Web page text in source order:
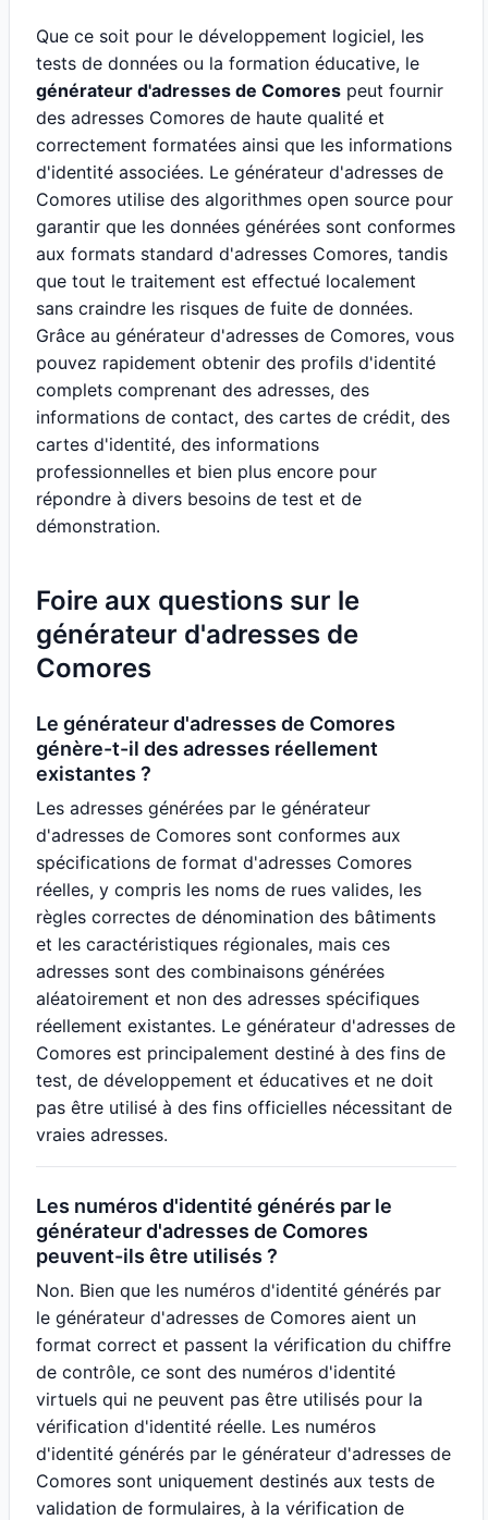
Que ce soit pour le développement logiciel, les
tests de données ou la formation éducative, le
générateur d'adresses de Comores peut fournir
des adresses Comores de haute qualité et
correctement formatées ainsi que les informations
d'identité associées. Le générateur d'adresses de
Comores utilise des algorithmes open source pour
garantir que les données générées sont conformes
aux formats standard d'adresses Comores, tandis
que tout le traitement est effectué localement
sans craindre les risques de fuite de données.
Grâce au générateur d'adresses de Comores, vous
pouvez rapidement obtenir des profils d'identité
complets comprenant des adresses, des
informations de contact, des cartes de crédit, des
cartes d'identité, des informations
professionnelles et bien plus encore pour
répondre à divers besoins de test et de
démonstration.
Foire aux questions sur le
générateur d'adresses de
Comores
Le générateur d'adresses de Comores
génère-t-il des adresses réellement
existantes ?
Les adresses générées par le générateur
d'adresses de Comores sont conformes aux
spécifications de format d'adresses Comores
réelles, y compris les noms de rues valides, les
règles correctes de dénomination des bâtiments
et les caractéristiques régionales, mais ces
adresses sont des combinaisons générées
aléatoirement et non des adresses spécifiques
réellement existantes. Le générateur d'adresses de
Comores est principalement destiné à des fins de
test, de développement et éducatives et ne doit
pas être utilisé à des fins officielles nécessitant de
vraies adresses.
Les numéros d'identité générés par le
générateur d'adresses de Comores
peuvent-ils être utilisés ?
Non. Bien que les numéros d'identité générés par
le générateur d'adresses de Comores aient un
format correct et passent la vérification du chiffre
de contrôle, ce sont des numéros d'identité
virtuels qui ne peuvent pas être utilisés pour la
vérification d'identité réelle. Les numéros
d'identité générés par le générateur d'adresses de
Comores sont uniquement destinés aux tests de
validation de formulaires, à la vérification de